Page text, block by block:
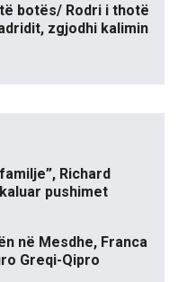
botës/ Rodri i thotë
zgjodhi kalimin
Richard
pushimet
në Mesdhe, Franca
Greqi-Qipro